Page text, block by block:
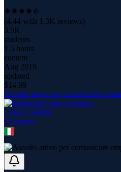
(4.44 with 1.3K reviews)
3.9K
students
1.5 hours
content
Aug 2019
updated
$14.99
Ascolto attivo per comunicare
Carlo Loiudice
9 courses